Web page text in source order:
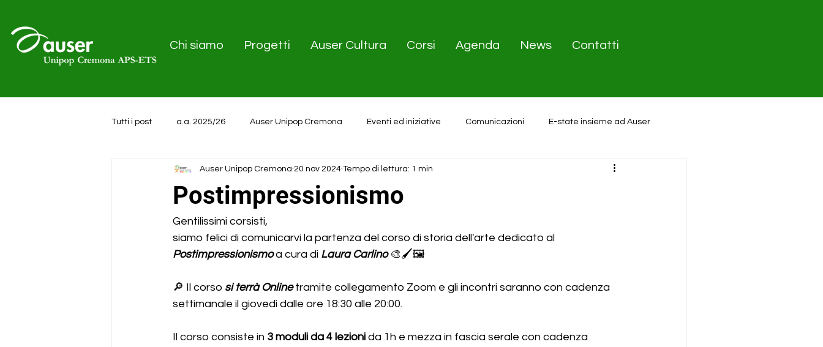
Chi siamo Progetti Auser Cultura Corsi Agenda News Contatti
Tutti i post a.a. 2025/26 Auser Unipop Cremona Eventi ed iniziative Comunicazioni E-state insieme ad Auser
a.a. 2024/25
Postimpressionismo
Auser Unipop Cremona 20 nov 2024 Tempo di lettura: 1 min
Gentilissimi corsisti,
siamo felici di comunicarvi la partenza del corso di storia dell'arte dedicato al
Postimpressionismo a cura di Laura Carlino 🎨🖌️🖼️
🔎 Il corso si terrà Online tramite collegamento Zoom e gli incontri saranno con cadenza
settimanale il giovedì dalle ore 18:30 alle 20:00.
Il corso consiste in 3 moduli da 4 lezioni da 1h e mezza in fascia serale con cadenza